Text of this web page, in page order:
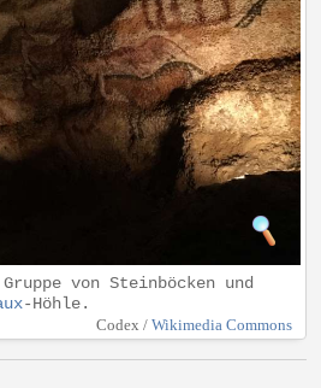
von Steinböcken und
-Höhle.
Codex / Wikimedia Commons